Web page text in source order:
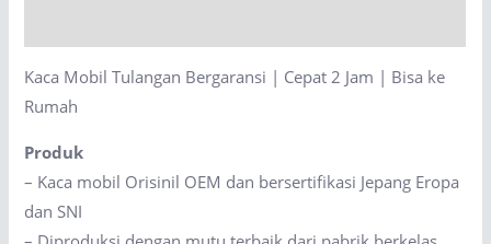
|
Bisa
ke
Rumah
quantity
Kaca Mobil Tulangan Bergaransi | Cepat 2 Jam | Bisa ke
Rumah
Produk
– Kaca mobil Orisinil OEM dan bersertifikasi Jepang Eropa
dan SNI